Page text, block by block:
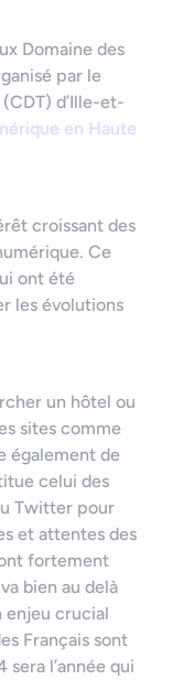
Domaine des
par le
d’Ille-et-
en Haute
croissant des
Ce
ont été
les évolutions
un hôtel ou
sites comme
également de
celui des
Twitter pour
et attentes des
fortement
bien au delà
enjeu crucial
Français sont
l’année qui
puis-je vous